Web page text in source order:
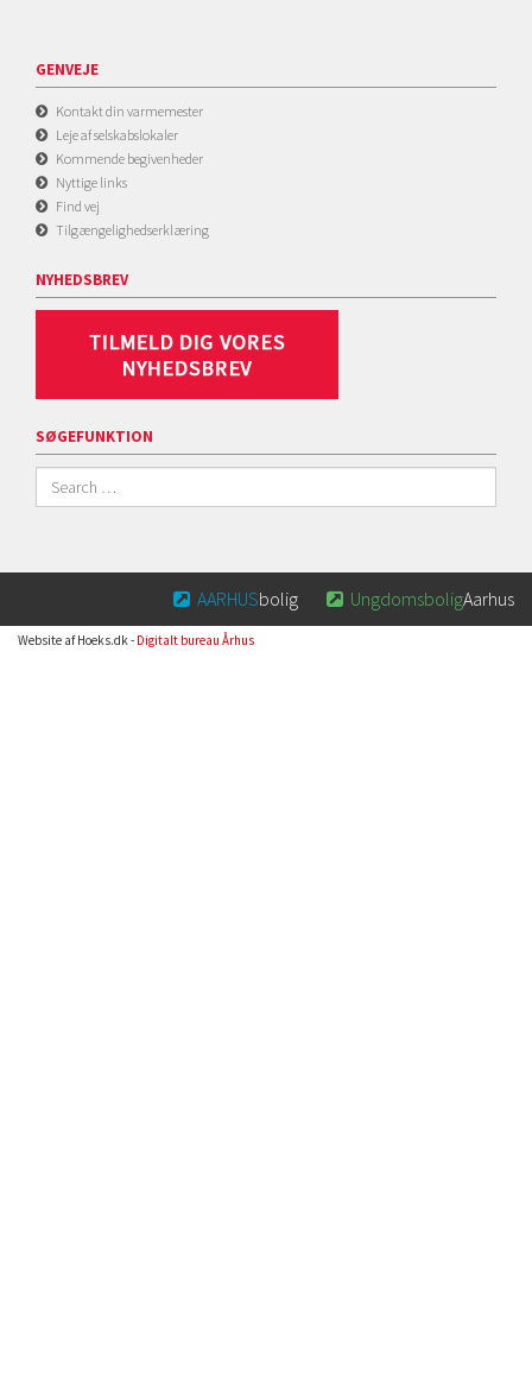
GENVEJE
Kontakt din varmemester
Leje af selskabslokaler
Kommende begivenheder
Nyttige links
Find vej
Tilgængelighedserklæring
NYHEDSBREV
SØGEFUNKTION
 UngdomsboligAarhus
 AARHUSbolig
Website af Hoeks.dk - Digitalt bureau Århus